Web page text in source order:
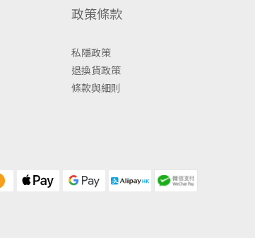
政策條款
私隱政策
退換貨政策
條款與細則